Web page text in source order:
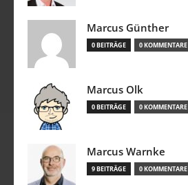
Marcus Günther
0 BEITRÄGE 0 KOMMENTARE
Marcus Olk
0 BEITRÄGE 0 KOMMENTARE
Marcus Warnke
9 BEITRÄGE 0 KOMMENTARE